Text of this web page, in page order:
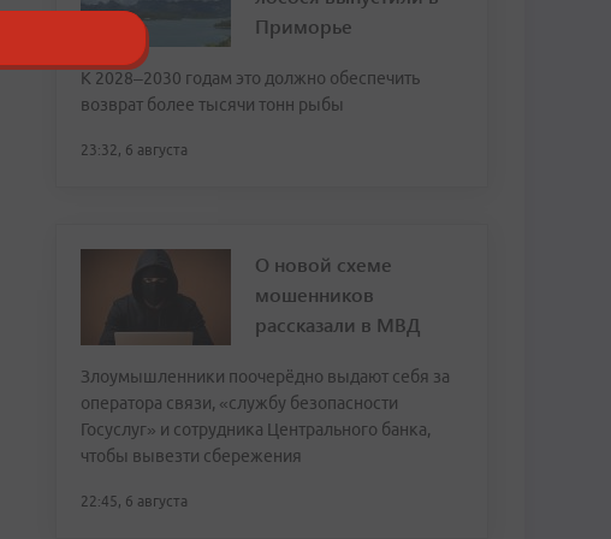
Приморье
К 2028–2030 годам это должно обеспечить
возврат более тысячи тонн рыбы
23:32, 6 августа
О новой схеме
мошенников
рассказали в МВД
Злоумышленники поочерёдно выдают себя за
оператора связи, «службу безопасности
Госуслуг» и сотрудника Центрального банка,
чтобы вывезти сбережения
22:45, 6 августа